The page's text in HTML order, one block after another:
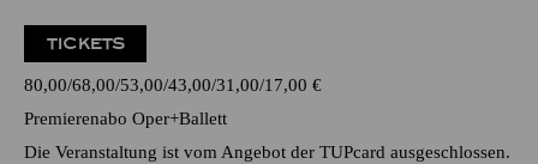
TICKETS
80,00 68,00 53,00 43,00 31,00 17,00 €
Premierenabo Oper+Ballett
Die Veranstaltung ist vom Angebot der TUPcard ausgeschlossen.